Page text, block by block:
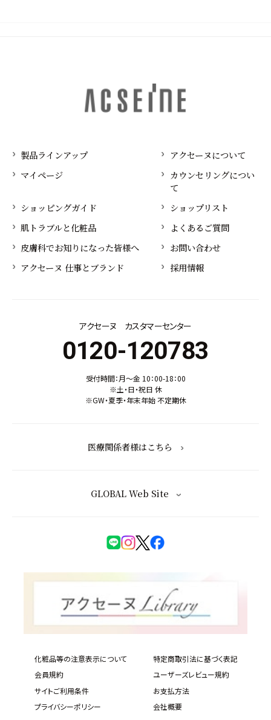
製品ラインアップ
アクセーヌについて
マイページ
カウンセリングについ
て
ショッピングガイド
ショップリスト
肌トラブルと化粧品
よくあるご質問
皮膚科でお知りになった皆様へ
お問い合わせ
アクセーヌ 仕事とブランド
採用情報
アクセーヌ カスタマーセンター
0120-120783
受付時間：月～金 10：00-18：00
※土・日・祝日 休
※GW・夏季・年末年始 不定期休
医療関係者様はこちら
GLOBAL Web Site
化粧品等の注意表示について
特定商取引法に基づく表記
会員規約
ユーザーズレビュー規約
サイトご利用条件
お支払方法
プライバシーポリシー
会社概要